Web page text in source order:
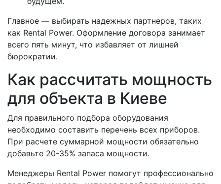
Главное — выбирать надежных партнеров, таких
как Rental Power. Оформление договора занимает
всего пять минут, что избавляет от лишней
бюрократии.
Как рассчитать мощность
для объекта в Киеве
Для правильного подбора оборудования
необходимо составить перечень всех приборов.
При расчете суммарной мощности обязательно
добавьте 20-35% запаса мощности.
Менеджеры Rental Power помогут профессионально